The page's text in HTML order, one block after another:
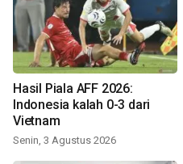
Hasil Piala AFF 2026:
Indonesia kalah 0-3 dari
Vietnam
Senin, 3 Agustus 2026